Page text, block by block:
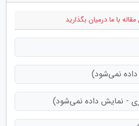
با ما درمیان بگذارید